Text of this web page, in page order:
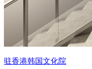
驻香港韩国文化院